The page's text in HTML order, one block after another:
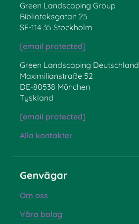
Green Landscaping Group
Biblioteksgatan 25
SE-114 35 Stockholm
[email protected]
Green Landscaping Deutschland
Maximilianstraße 52
DE-80538 München
Tyskland
[email protected]
Alla kontakter
Genvägar
Om oss
Våra bolag